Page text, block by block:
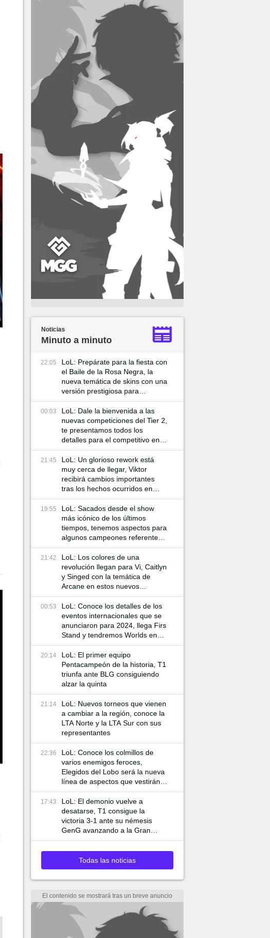
Noticias
Minuto a minuto
22:05
LoL: Prepárate para la fiesta con
el Baile de la Rosa Negra, la
nueva temática de skins con una
versión prestigiosa para
Katarian
00:03
LoL: Dale la bienvenida a las
nuevas competiciones del Tier 2,
te presentamos todos los
detalles para el competitivo en el
2025
21:45
LoL: Un glorioso rework está
muy cerca de llegar, Viktor
recibirá cambios importantes
tras los hechos ocurridos en
Arcane
19:55
LoL: Sacados desde el show
más icónico de los últimos
tiempos, tenemos aspectos para
algunos campeones referentes
a Arcane
21:42
LoL: Los colores de una
revolución llegan para Vi, Caitlyn
y Singed con la temática de
Arcane en estos nuevos
aspectos
00:53
LoL: Conoce los detalles de los
eventos internacionales que se
anunciaron para 2024, llega Firs
Stand y tendremos Worlds en
China
20:14
LoL: El primer equipo
Pentacampeón de la historia, T1
triunfa ante BLG consiguiendo
alzar la quinta
21:14
LoL: Nuevos torneos que vienen
a cambiar a la región, conoce la
LTA Norte y la LTA Sur con sus
representantes
22:36
LoL: Conoce los colmillos de
varios enemigos feroces,
Elegidos del Lobo será la nueva
línea de aspectos que vestirán a
Ambessa y Swain
17:43
LoL: El demonio vuelve a
desatarse, T1 consigue la
victoria 3-1 ante su némesis
GenG avanzando a la Gran
Final de Worlds 2024
Todas las noticias